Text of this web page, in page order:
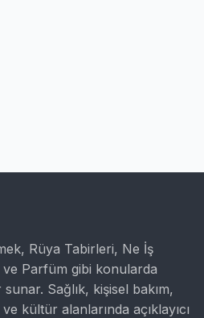
Rüya Tabirleri, Ne İş
ve Parfüm gibi konularda
Sağlık, kişisel bakım,
kültür alanlarında açıklayıcı